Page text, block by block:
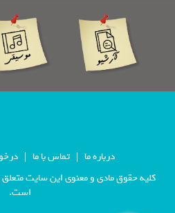
تماس با ما
درخواست پوشش
مادی و معنوی این سایت متعلق به پایگاه